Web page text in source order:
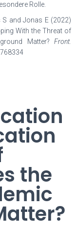
Rolle.
S and Jonas E (2022)
With the Threat of
Matter? Front.
the